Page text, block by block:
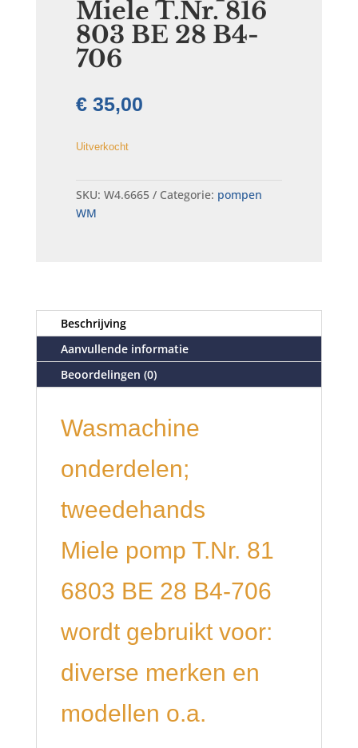
Miele T.Nr. 816
803 BE 28 B4-
706
€35,00
Uitverkocht
SKU: W4.6665 Categorie: pompen
WM
Beschrijving
Aanvullende informatie
Beoordelingen (0)
Wasmachine
onderdelen;
tweedehands
Miele pomp T.Nr. 81
6803 BE 28 B4-706
wordt gebruikt voor:
diverse merken en
modellen o.a.